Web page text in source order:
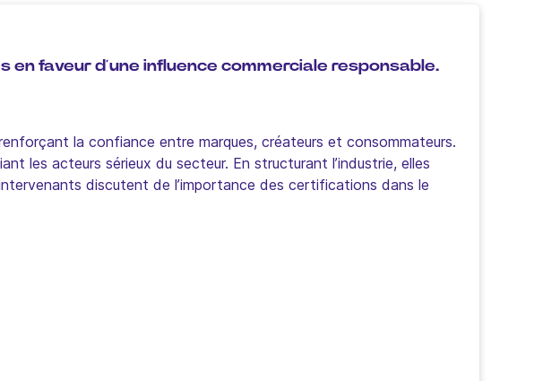
faveur d’une influence commerciale responsable.
la confiance entre marques, créateurs et consommateurs.
les acteurs sérieux du secteur. En structurant l’industrie, elles
discutent de l’importance des certifications dans le